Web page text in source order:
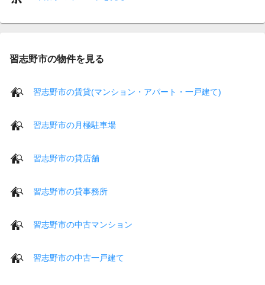
習志野市の物件を見る
習志野市の賃貸(マンション・アパート・一戸建て)
習志野市の月極駐車場
習志野市の貸店舗
習志野市の貸事務所
習志野市の中古マンション
習志野市の中古一戸建て